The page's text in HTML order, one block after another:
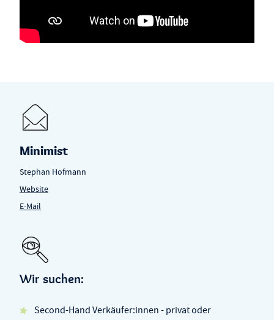
Wir suchen:
Second-Hand Verkäufer:innen - privat oder
Minimist
Stephan Hofmann
Website
E-Mail